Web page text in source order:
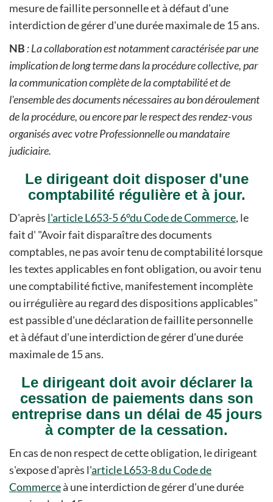
mesure de faillite personnelle et à défaut d'une
interdiction de gérer d'une durée maximale de 15 ans.
NB: La collaboration est notamment caractérisée par une
implication de long terme dans la procédure collective, par
la communication complète de la comptabilité et de
l'ensemble des documents nécessaires au bon déroulement
de la procédure, ou encore par le respect des rendez-vous
organisés avec votre Professionnelle ou mandataire
judiciaire.
Le dirigeant doit disposer d'une
comptabilité régulière et à jour.
D'après l'article L653-5 6°du Code de Commerce, le
fait d' Avoir fait disparaître des documents
comptables, ne pas avoir tenu de comptabilité lorsque
les textes applicables en font obligation, ou avoir tenu
une comptabilité fictive, manifestement incomplète
ou irrégulière au regard des dispositions applicables
est passible d'une déclaration de faillite personnelle
et à défaut d'une interdiction de gérer d'une durée
maximale de 15 ans.
Le dirigeant doit avoir déclarer la
cessation de paiements dans son
entreprise dans un délai de 45 jours
à compter de la cessation.
En cas de non respect de cette obligation, le dirigeant
s'expose d'après l'article L653-8 du Code de
Commerceà une interdiction de gérer d'une durée